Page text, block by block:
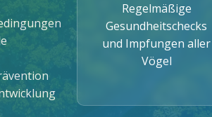
Regelmäßige
Gesundheitschecks
und Impfungen aller
Vögel